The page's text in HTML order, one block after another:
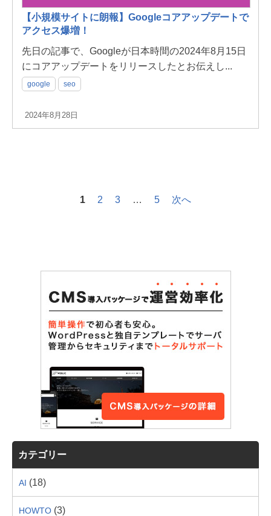
【小規模サイトに朗報】Googleコアアップデートで
アクセス爆増！
先日の記事で、Googleが日本時間の2024年8月15日
にコアアップデートをリリースしたとお伝えし...
google seo
2024年8月28日
1 2 3 … 5 次へ
カテゴリー
AI (18)
HOWTO (3)